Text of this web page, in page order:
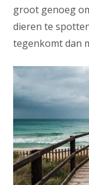
groot genoeg
dieren te
tegenkomt dan